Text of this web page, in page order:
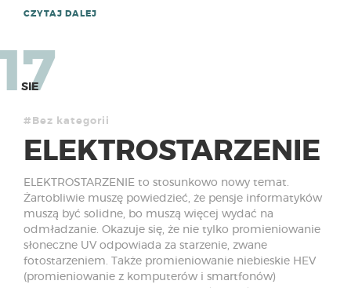
CZYTAJ DALEJ
17
SIE
#Bez kategorii
ELEKTROSTARZENIE
ELEKTROSTARZENIE to stosunkowo nowy temat.
Żartobliwie muszę powiedzieć, że pensje informatyków
muszą być solidne, bo muszą więcej wydać na
odmładzanie. Okazuje się, że nie tylko promieniowanie
słoneczne UV odpowiada za starzenie, zwane
fotostarzeniem. Także promieniowanie niebieskie HEV
(promieniowanie z komputerów i smartfonów)